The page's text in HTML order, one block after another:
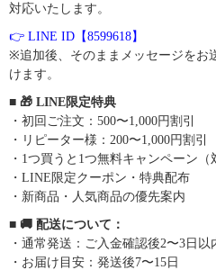
対応いたします。
👉 LINE ID【8599618】
※追加後、そのままメッセージをお
けます。
■ 🎁 LINE限定特典
・初回ご注文：500〜1,000円割引
・リピーター様：200〜1,000円割引
・1つ買うと1つ無料キャンペーン（
・LINE限定クーポン・特典配布
・新商品・人気商品の優先案内
■ 🚚 配送について：
・通常発送：ご入金確認後2〜3日以
・お届け目安：発送後7〜15日